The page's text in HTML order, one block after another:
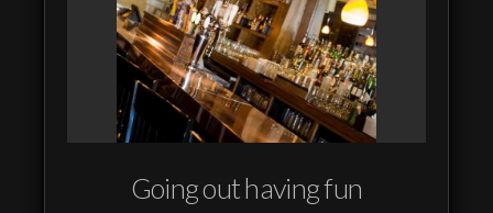
Going out having fun